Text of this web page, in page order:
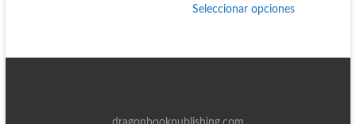
Seleccionar opciones